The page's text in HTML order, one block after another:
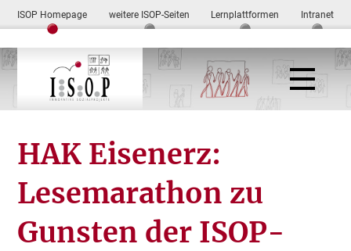
ISOP Homepage weitere ISOP-Seiten Lernplattformen Intranet
HAK Eisenerz:
Lesemarathon zu
Gunsten der ISOP-